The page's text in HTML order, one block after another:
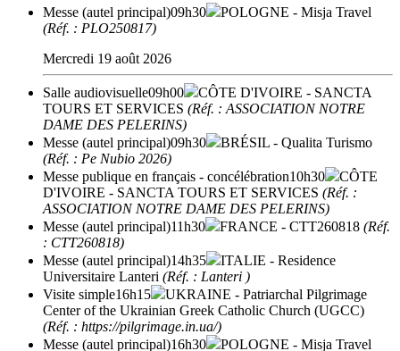
Messe (autel principal)09h30 POLOGNE - Misja Travel
(Réf. : PLO250817)
Mercredi 19 août 2026
Salle audiovisuelle09h00 CÔTE D'IVOIRE - SANCTA
TOURS ET SERVICES (Réf. : ASSOCIATION NOTRE
DAME DES PELERINS)
Messe (autel principal)09h30 BRÉSIL - Qualita Turismo
(Réf. : Pe Nubio 2026)
Messe publique en français - concélébration10h30
CÔTE
D'IVOIRE - SANCTA TOURS ET SERVICES (Réf. :
ASSOCIATION NOTRE DAME DES PELERINS)
Messe (autel principal)11h30 FRANCE - CTT260818 (Réf.
: CTT260818)
Messe (autel principal)14h35 ITALIE - Residence
Universitaire Lanteri (Réf. : Lanteri )
Visite simple16h15 UKRAINE - Patriarchal Pilgrimage
Center of the Ukrainian Greek Catholic Church (UGCC)
(Réf. : https://pilgrimage.in.ua/)
Messe (autel principal)16h30 POLOGNE - Misja Travel